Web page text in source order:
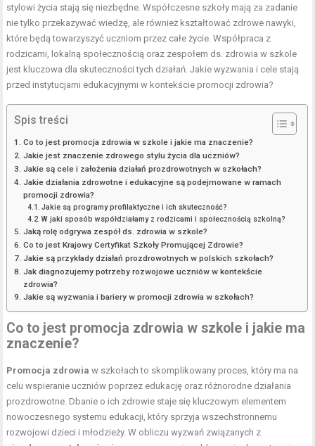
stylowi życia stają się niezbędne. Współczesne szkoły mają za zadanie
nie tylko przekazywać wiedzę, ale również kształtować zdrowe nawyki,
które będą towarzyszyć uczniom przez całe życie. Współpraca z
rodzicami, lokalną społecznością oraz zespołem ds. zdrowia w szkole
jest kluczowa dla skuteczności tych działań. Jakie wyzwania i cele stają
przed instytucjami edukacyjnymi w kontekście promocji zdrowia?
Spis treści
Co to jest promocja zdrowia w szkole i jakie ma znaczenie?
Jakie jest znaczenie zdrowego stylu życia dla uczniów?
Jakie są cele i założenia działań prozdrowotnych w szkołach?
Jakie działania zdrowotne i edukacyjne są podejmowane w ramach
promocji zdrowia?
Jakie są programy profilaktyczne i ich skuteczność?
W jaki sposób współdziałamy z rodzicami i społecznością szkolną?
Jaką rolę odgrywa zespół ds. zdrowia w szkole?
Co to jest Krajowy Certyfikat Szkoły Promującej Zdrowie?
Jakie są przykłady działań prozdrowotnych w polskich szkołach?
Jak diagnozujemy potrzeby rozwojowe uczniów w kontekście
zdrowia?
Jakie są wyzwania i bariery w promocji zdrowia w szkołach?
Co to jest promocja zdrowia w szkole i jakie ma
znaczenie?
Promocja zdrowia w szkołach to skomplikowany proces, który ma na
celu wspieranie uczniów poprzez edukację oraz różnorodne działania
prozdrowotne. Dbanie o ich zdrowie staje się kluczowym elementem
nowoczesnego systemu edukacji, który sprzyja wszechstronnemu
rozwojowi dzieci i młodzieży. W obliczu wyzwań związanych z